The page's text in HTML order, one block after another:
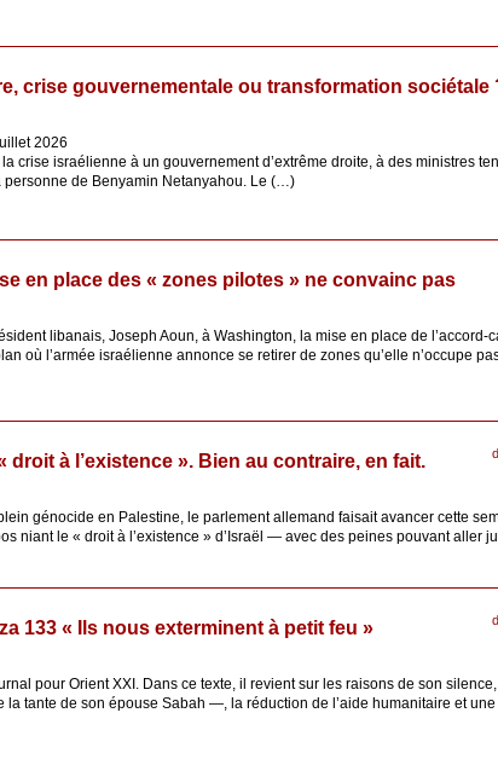
crise gouvernementale ou transformation sociétale
2026
la crise israélienne à un gouvernement d’extrême droite, à des ministres
de Benyamin Netanyahou. Le (…)
en place des « zones pilotes » ne convainc pas
libanais, Joseph Aoun, à Washington, la mise en place de l’accord-
où l’armée israélienne annonce se retirer de zones qu’elle n’occupe
droit à l’existence ». Bien au contraire, en fait.
génocide en Palestine, le parlement allemand faisait avancer cette
niant le « droit à l’existence » d’Israël — avec des peines pouvant aller
133 « Ils nous exterminent à petit feu »
pour Orient XXI. Dans ce texte, il revient sur les raisons de son
tante de son épouse Sabah —, la réduction de l’aide humanitaire et